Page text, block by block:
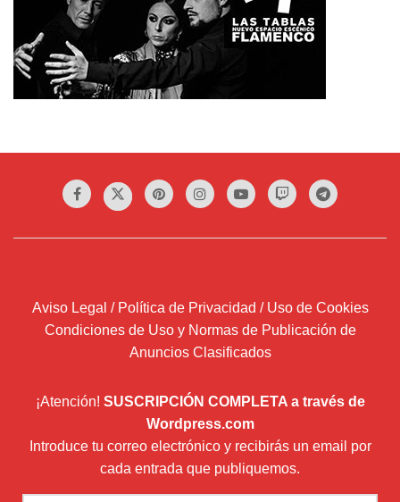
Aviso Legal / Política de Privacidad / Uso de Cookies
Condiciones de Uso y Normas de Publicación de
Anuncios Clasificados
¡Atención! SUSCRIPCIÓN COMPLETA a través de
Wordpress.com
Introduce tu correo electrónico y recibirás un email por
cada entrada que publiquemos.